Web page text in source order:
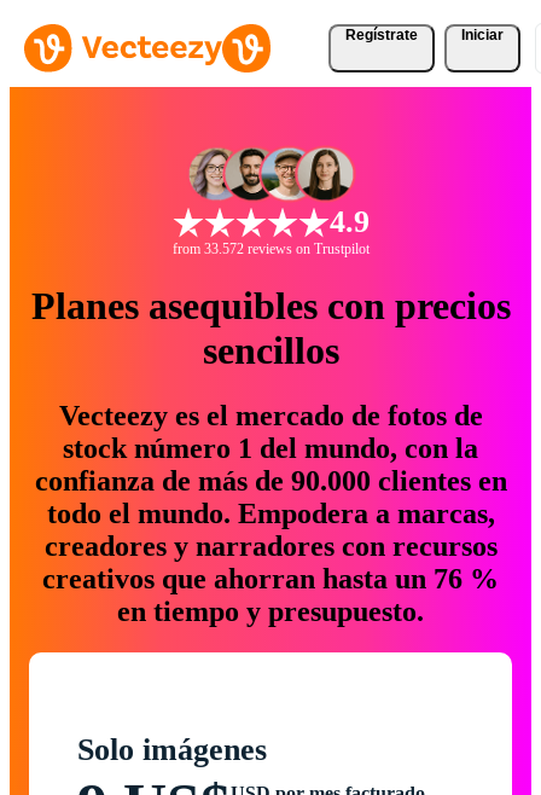
Regístrate Iniciar
4.9
from 33.572 reviews on Trustpilot
Planes asequibles con precios
sencillos
Vecteezy es el mercado de fotos de
stock número 1 del mundo, con la
confianza de más de 90.000 clientes en
todo el mundo. Empodera a marcas,
creadores y narradores con recursos
creativos que ahorran hasta un 76 %
en tiempo y presupuesto.
Solo imágenes